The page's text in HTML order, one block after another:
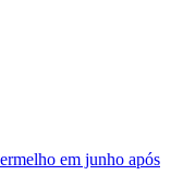
em junho após